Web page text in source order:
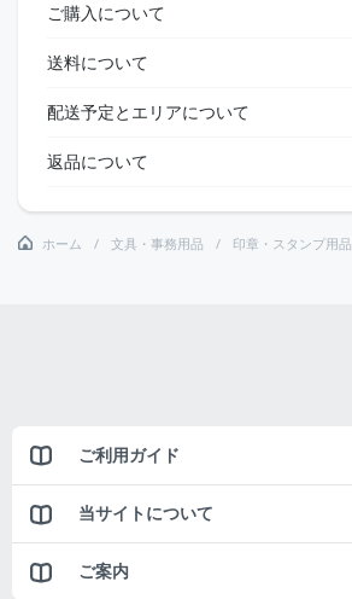
ご購入について
送料について
配送予定とエリアについて
返品について
ホーム 文具・事務用品 印章・スタンプ用品
ご利用ガイド
当サイトについて
ご案内